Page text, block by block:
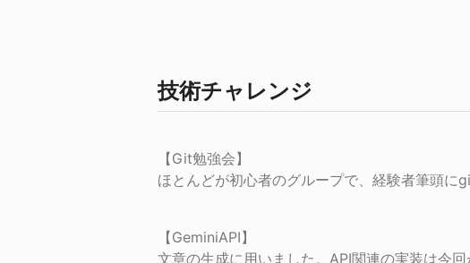
技術チャレンジ
【Git勉強会】
ほとんどが初心者のグループで、経験者筆頭に
【GeminiAPI】
文章の生成に用いました。API関連の実装は今回